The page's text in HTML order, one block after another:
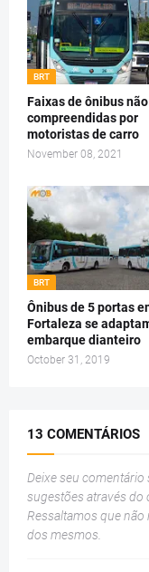
BRT
Faixas de ônibus
compreendidas por
motoristas de carro
November 08, 2021
BRT
Ônibus de 5 portas
Fortaleza se
embarque dianteiro
October 31, 2019
13 COMENTÁRIOS
Deixe seu
sugestões através do
Ressaltamos que
dos mesmos.